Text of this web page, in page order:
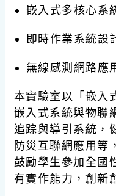
嵌入式多核心系
即時作業系統設
無線感測網路應
本實驗室以「嵌入
嵌入式系統與物聯
追踪與導引系統，
防災互聯網應用等
鼓勵學生參加全國
有實作能力，創新